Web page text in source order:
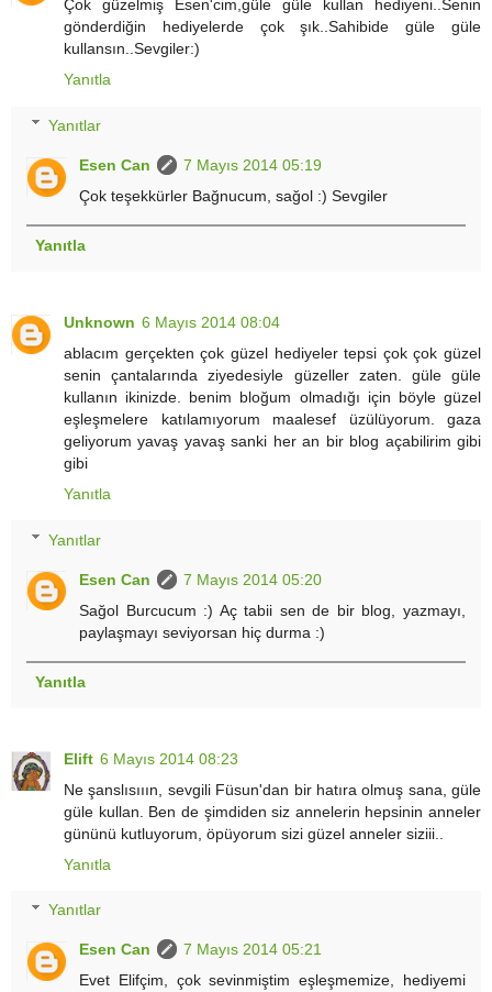
Çok güzelmiş Esen'cim,güle güle kullan hediyeni..Senin
gönderdiğin hediyelerde çok şık..Sahibide güle güle
kullansın..Sevgiler:)
Yanıtla
Yanıtlar
Esen Can
7 Mayıs 2014 05:19
Çok teşekkürler Bağnucum, sağol :) Sevgiler
Yanıtla
Unknown 6 Mayıs 2014 08:04
ablacım gerçekten çok güzel hediyeler tepsi çok çok güzel
senin çantalarında ziyedesiyle güzeller zaten. güle güle
kullanın ikinizde. benim bloğum olmadığı için böyle güzel
eşleşmelere katılamıyorum maalesef üzülüyorum. gaza
geliyorum yavaş yavaş sanki her an bir blog açabilirim gibi
gibi
Yanıtla
Yanıtlar
Esen Can
7 Mayıs 2014 05:20
Sağol Burcucum :) Aç tabii sen de bir blog, yazmayı,
paylaşmayı seviyorsan hiç durma :)
Yanıtla
Elift 6 Mayıs 2014 08:23
Ne şanslısııın, sevgili Füsun'dan bir hatıra olmuş sana, güle
güle kullan. Ben de şimdiden siz annelerin hepsinin anneler
gününü kutluyorum, öpüyorum sizi güzel anneler siziii..
Yanıtla
Yanıtlar
Esen Can
7 Mayıs 2014 05:21
Evet Elifçim, çok sevinmiştim eşleşmemize, hediyemi